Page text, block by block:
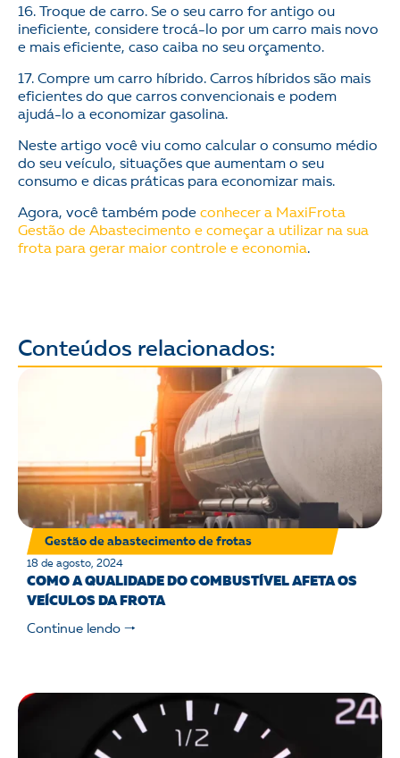
16. Troque de carro. Se o seu carro for antigo ou
ineficiente, considere trocá-lo por um carro mais novo
e mais eficiente, caso caiba no seu orçamento.
17. Compre um carro híbrido. Carros híbridos são mais
eficientes do que carros convencionais e podem
ajudá-lo a economizar gasolina.
Neste artigo você viu como calcular o consumo médio
do seu veículo, situações que aumentam o seu
consumo e dicas práticas para economizar mais.
Agora, você também pode conhecer a MaxiFrota
Gestão de Abastecimento e começar a utilizar na sua
frota para gerar maior controle e economia.
Conteúdos relacionados:
Gestão de abastecimento de frotas
18 de agosto, 2024
COMO A QUALIDADE DO COMBUSTÍVEL AFETA OS
VEÍCULOS DA FROTA
Continue lendo 🠒